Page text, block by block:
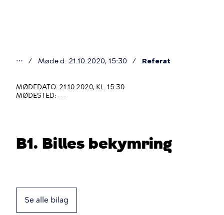
er
her
⋯ Møde d. 21.10.2020, 15:30 Referat
MØDEDATO: 21.10.2020, KL. 15:30
MØDESTED: ---
B1. Billes bekymring
Se alle bilag